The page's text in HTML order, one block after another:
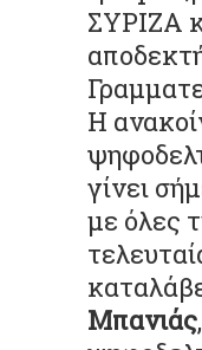
ΣΥΡΙΖΑ
Η
γίνει
με όλες
Μπανιάς